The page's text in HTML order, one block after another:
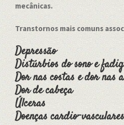
mecânicas.
Transtornos mais comuns
Depressão
Distúrbios do sono e
Dor nas costas e dor nas
Dor de cabeça
Úlceras
Doenças cardio-vasculares